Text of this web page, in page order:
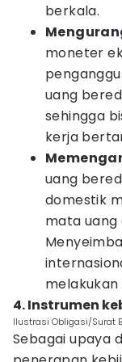
berkala.
moneter
uang
sehingga
kerja
uang
domestik
mata uang
melakukan
4. Instrumen
Ilustrasi Obligasi/Surat
Sebagai upaya